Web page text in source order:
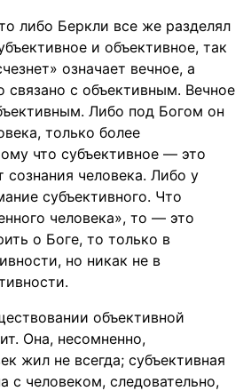
либо Беркли все же разделял
и объективное, так
означает вечное, а
связано с объективным. Вечное
Либо под Богом он
только более
что субъективное — это
сознания человека. Либо у
субъективного. Что
человека», то — это
о Боге, то только в
но никак не в
объективной
Она, несомненно,
жил не всегда; субъективная
с человеком, следовательно,